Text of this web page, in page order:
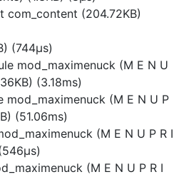
com_content (204.72KB)
(744μs)
mod_maximenuck (M E N U
(3.18ms)
mod_maximenuck (M E N U P
(51.06ms)
(M E N U P R I
(M E N U P R I